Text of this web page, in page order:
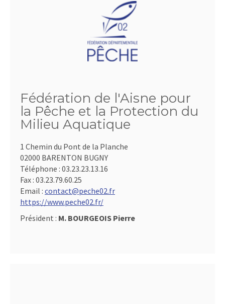
Fédération de l'Aisne pour
la Pêche et la Protection du
Milieu Aquatique
1 Chemin du Pont de la Planche
02000 BARENTON BUGNY
Téléphone : 03.23.23.13.16
Fax : 03.23.79.60.25
Email : contact@peche02.fr
https://www.peche02.fr/
Président : M. BOURGEOIS Pierre